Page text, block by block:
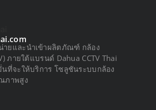
ายและนำเข้าผลิตภัณฑ์ กล้อง
ภายใต้แบรนด์ Dahua CCTV Thai
นที่จะให้บริการ โซลูชันระบบกล้อง
ภาพสูง